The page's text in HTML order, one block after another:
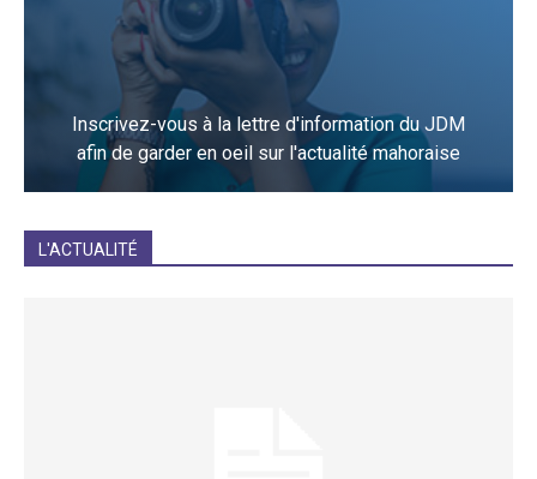
Inscrivez-vous à la lettre d'information du JDM
afin de garder en oeil sur l'actualité mahoraise
L'ACTUALITÉ